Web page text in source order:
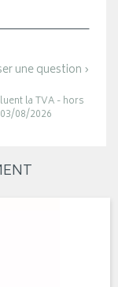
une question ›
la TVA - hors
08/2026